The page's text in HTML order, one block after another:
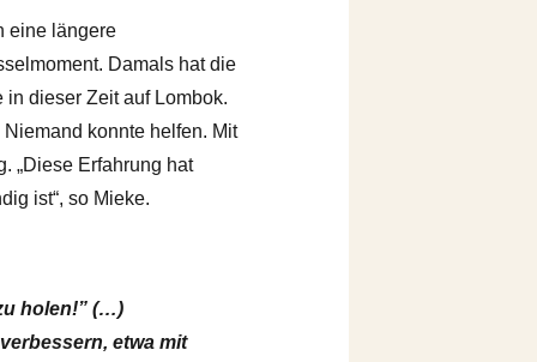
eine längere
Damals hat die
dieser Zeit auf Lombok.
konnte helfen. Mit
„Diese Erfahrung hat
ist“, so Mieke.
holen!” (…)
etwa mit